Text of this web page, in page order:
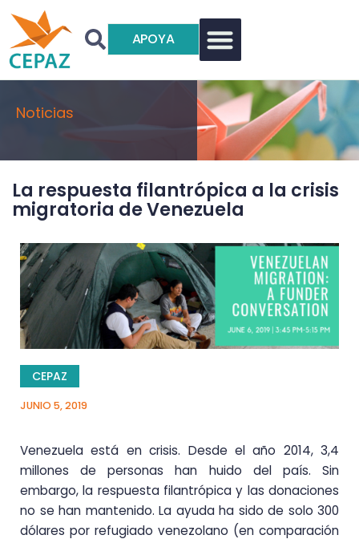
APOYA
Noticias
La respuesta filantrópica a la crisis
migratoria de Venezuela
CEPAZ
JUNIO 5, 2019
Venezuela está en crisis. Desde el año 2014, 3,4
millones de personas han huido del país. Sin
embargo, la respuesta filantrópica y las donaciones
no se han mantenido. La ayuda ha sido de solo 300
dólares por refugiado venezolano (en comparación